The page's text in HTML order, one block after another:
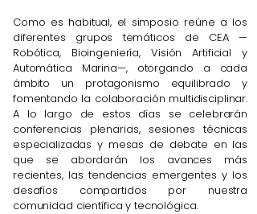
Como es habitual, el simposio reúne a los
diferentes grupos temáticos de CEA —
Robótica, Bioingeniería, Visión Artificial y
Automática Marina—, otorgando a cada
ámbito un protagonismo equilibrado y
fomentando la colaboración multidisciplinar.
A lo largo de estos días se celebrarán
conferencias plenarias, sesiones técnicas
especializadas y mesas de debate en las
que se abordarán los avances más
recientes, las tendencias emergentes y los
desafíos compartidos por nuestra
comunidad científica y tecnológica.